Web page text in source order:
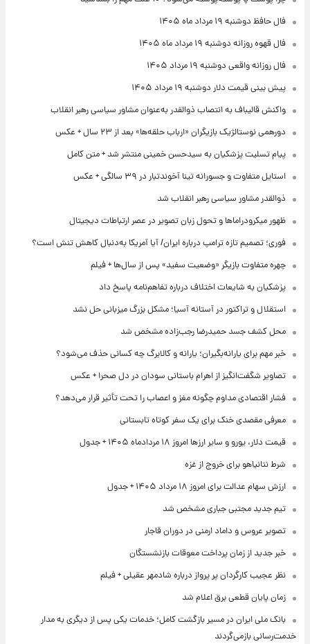
فال حافظ دوشنبه ۱۹ مرداد ماه ۱۴۰۵
فال قهوه روزانه دوشنبه ۱۹ مرداد ماه ۱۴۰۵
فال روزانه واقعی دوشنبه ۱۹ مرداد ۱۴۰۵
پیش‌ بینی قیمت دلار دوشنبه ۱۹ مرداد ۱۴۰۵
واکنش قالیباف به انتصاب ذوالقدر به‌عنوان مشاور سیاسی رهبر انقلاب
دورهمی نوستالژیک بازیگران «ارباب حلقه‌ها» بعد از ۲۳ سال + عکس
پیام تسلیت پزشکیان به سیدحسن خمینی منتشر شد + متن کامل
استایل متفاوت و جسورانه تینا آخوندتبار در ۳۹ سالگی + عکس
ذوالقدر مشاور سیاسی رهبر انقلاب شد
ظهور میکرودراماها و تحول زبان تصویر در عصر ارتباطات دیجیتال
فوری؛ تصمیم تازه ترامپ درباره ایران/ آیا آمریکا به‌دنبال کاهش تنش است؟
چهره متفاوت بازیگر «وضعیت سفید» پس از سال‌ها + فیلم
پزشکیان به شایعات اختلاف درباره تفاهم‌نامه پاسخ داد
استقلال و تراکتور در آستانه آسیا؛ مشکل بزرگ میزبانی حل نشد
محل کشف جسد حمیدرضا رجب‌زاده مشخص شد
خبر مهم برای یارانه‌بگیران؛ یارانه و کالابرگ چه کسانی حذف می‌شود؟
تصاویر شگفت‌انگیز از اهرام باستانی سودان در دل صحرا + عکس
فشار اقتصادی مداوم چگونه مغز و اعصاب را تحت تأثیر قرار می‌دهد؟
معرفی مقصدی خنک برای یک سفر کوتاه تابستانی
قیمت دلار، یورو و سایر ارزها امروز ۱۸ مردادماه ۱۴۰۵ + جدول
شرط نتانیاهو برای خروج از غزه
ارزش سهام عدالت برای امروز ۱۸ مرداد ۱۴۰۵ + جدول
تیم جدید مجتبی جباری مشخص شد
تصویر عروس و داماد ارمنی در دوران قاجار
خبر جدید از زمان پرداخت معوقات بازنشستگان
نظر عجیب کارگردان پر پرواز درباره شادمهر عقیلی + فیلم
زمان پایان قطعی برق اعلام شد
بانک ملی ایران در مسیر بازگشت کامل؛ خدمات یکی پس از دیگری به مدار
خدمت‌رسانی بازمی‌گردند